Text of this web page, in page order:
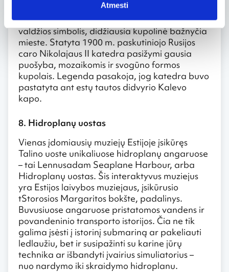
Atmesti
Talino Tompea kalvoje esanti Aleksandro
Nevskio ortodoksų katedra – 19 a. caro
valdžios simbolis, didžiausia kupolinė bažnyčia
mieste. Statyta 1900 m. paskutiniojo Rusijos
caro Nikolajaus II katedra pasižymi gausia
puošyba, mozaikomis ir svogūno formos
kupolais. Legenda pasakoja, jog katedra buvo
pastatyta ant estų tautos didvyrio Kalevo
kapo.
8. Hidroplanų uostas
Vienas įdomiausių muziejų Estijoje įsikūręs
Talino uoste unikaliuose hidroplanų angaruose
– tai Lennusadam Seaplane Harbour, arba
Hidroplanų uostas. Šis interaktyvus muziejus
yra Estijos laivybos muziejaus, įsikūrusio
tStorosios Margaritos bokšte, padalinys.
Buvusiuose angaruose pristatomos vandens ir
povandeninio transporto istorijos. Čia ne tik
galima įsėsti į istorinį submariną ar pakeliauti
ledlaužiu, bet ir susipažinti su karine jūrų
technika ar išbandyti įvairius simuliatorius –
nuo nardymo iki skraidymo hidroplanu.